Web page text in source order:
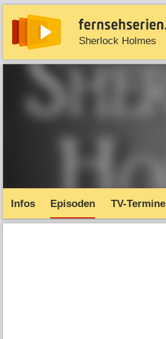
Sherlock Holmes
News Entdecken Streaming
Infos Episoden TV-Termine